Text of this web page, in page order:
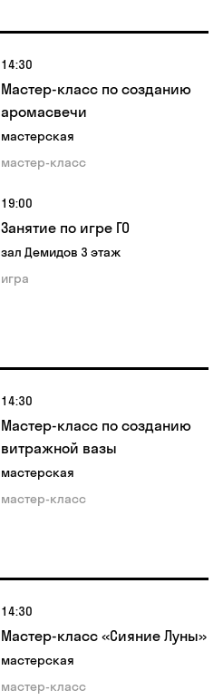
14:30
Мастер-класс по созданию
аромасвечи
мастерская
мастер-класс
19:00
Занятие по игре ГО
зал Демидов 3 этаж
игра
14:30
Мастер-класс по созданию
витражной вазы
мастерская
мастер-класс
14:30
Мастер-класс «Сияние Луны»
мастерская
мастер-класс